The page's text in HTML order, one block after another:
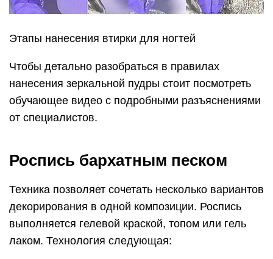
Этапы нанесения втирки для ногтей
Чтобы детально разобраться в правилах
нанесения зеркальной пудры стоит посмотреть
обучающее видео с подробными разъяснениями
от специалистов.
Роспись бархатным песком
Техника позволяет сочетать несколько вариантов
декорирования в одной композиции. Роспись
выполняется гелевой краской, топом или гель
лаком. Технология следующая: